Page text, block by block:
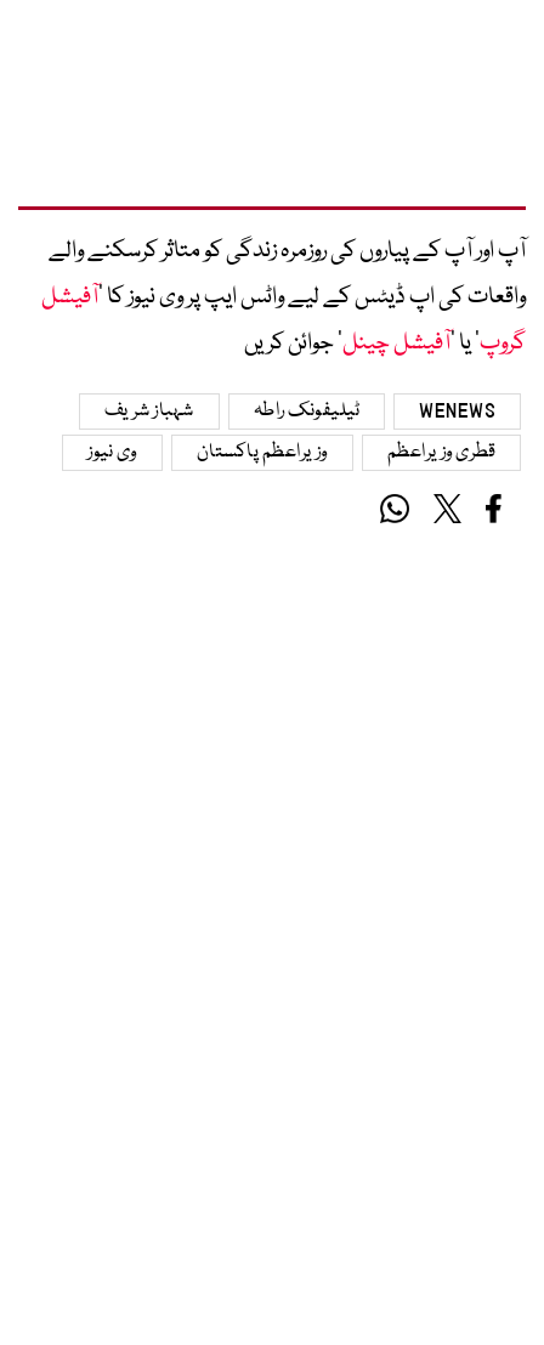
آپ اور آپ کے پیاروں کی روزمرہ زندگی کو متاثر کرسکنے والے
واقعات کی اپ ڈیٹس کے لیے واٹس ایپ پر وی نیوز کا ’آفیشل
گروپ‘ یا ’آفیشل چینل‘ جوائن کریں
WENEWS ٹیلیفونک راطہ
شہباز شریف
قطری وزیراعظم
وزیراعظم پاکستان وی نیوز